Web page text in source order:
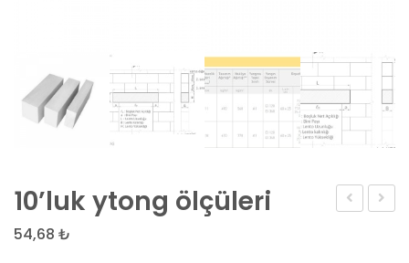
10’luk ytong ölçüleri
54,68 ₺